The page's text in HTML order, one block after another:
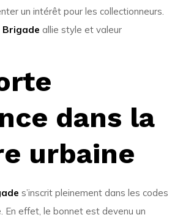
un intérêt pour les collectionneurs.
Brigade allie style et valeur
dans la
urbaine
s’inscrit pleinement dans les codes
En effet, le bonnet est devenu un